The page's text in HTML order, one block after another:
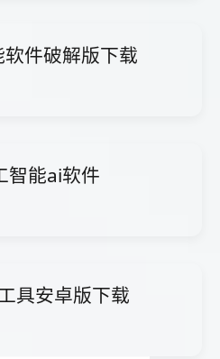
件破解版下载
智能ai软件
具安卓版下载